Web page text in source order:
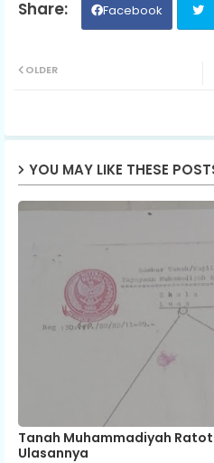
Facebook
OLDER
YOU MAY LIKE THESE
Tanah Muhammadiyah
Ulasannya